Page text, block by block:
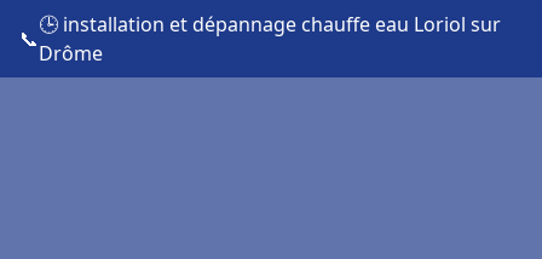
📞
🕒 installation et dépannage chauffe eau Loriol sur
Drôme